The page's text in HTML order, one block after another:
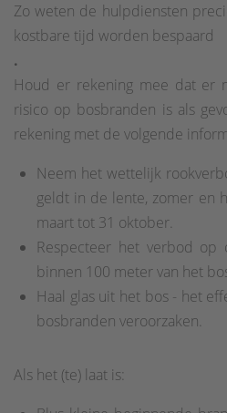
Zo weten de hulpdiensten
kostbare tijd worden bespaard
.
Houd er rekening mee dat er
risico op bosbranden is als
rekening met de volgende
Neem het wettelijk
geldt in de lente, zomer en
maart tot 31 oktober.
Respecteer het verbod
binnen 100 meter van het
Haal glas uit het bos - het
bosbranden veroorzaken.
Als het (te) laat is: